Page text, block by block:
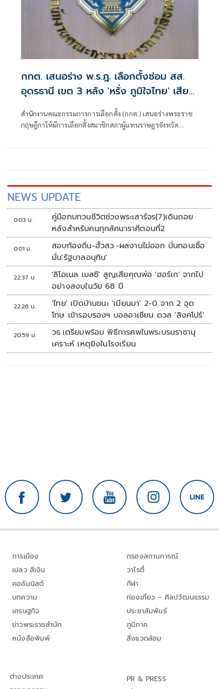
กกต. เสนอร่าง พ.ร.ฎ. เลือกตั้งซ่อม สส.
อุดรธานี เขต 3 หลัง 'หรั่ง ภูมิใจไทย' เสีย
สำนักงานคณะกรรมการการเลือกตั้ง (กกต.) เสนอร่างพระราช
กฤษฎีกาให้มีการเลือกตั้งสมาชิกสภาผู้แทนราษฎรจังหวัด
NEWS UPDATE
0:03 น.
คู่มือทบทวนชีวิตช่วงพระเสาร์จร(7)เดินถอย
หลังสำหรับคนทุกลัคนาราศีตอนที่2
0:01 น.
สอบท้องถิ่น-ฮั้วสว.-ผลงานไม่ออก บั่นทอนเชื่อ
มั่น'รัฐบาลอนุทิน'
22:37 น.
'ลิโอเนล เมสซี' สูญเสียคุณพ่อ 'ฮอร์เก' จากไป
อย่างสงบในวัย 68 ปี
22:26 น.
'ไทย' เปิดบ้านชนะ 'เมียนมา' 2-0 จาก 2 จุด
โทษ เข้ารอบรองฯ บอลอาเซียน ดวล 'สิงคโปร์'
20:59 น.
วธ.เตรียมพร้อม พิธีการศพในพระบรมราชานุ
เคราะห์ เหตุยิงในโรงเรียน
การเมือง
เปลว สีเงิน
คอลัมนิสต์
บทความ
เศรษฐกิจ
ข่าวพระราชสำนัก
หนังสือพิมพ์
กรองสถานการณ์
วาไรตี้
กีฬา
ท่องเที่ยว – ศิลปวัฒนธรรม
ประชาสัมพันธ์
ภูมิภาค
สิ่งแวดล้อม
ต่างประเทศ
PR & PRESS